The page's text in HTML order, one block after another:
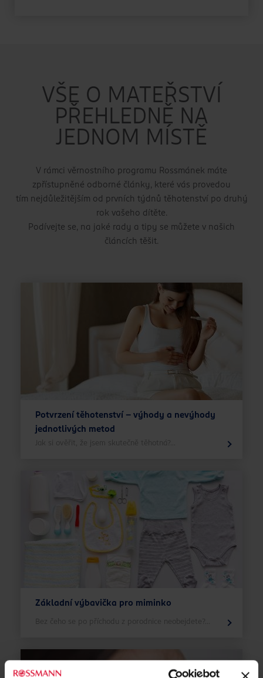
VŠE O MATEŘSTVÍ
PŘEHLEDNĚ NA
JEDNOM MÍSTĚ
V rámci věrnostního programu Rossmánek máte
zpřístupněné odborné články, které vás provedou
tím nejdůležitějším od prvních týdnů těhotenství po druhý
rok vašeho dítěte.
Podívejte se, na jaké rady a tipy se můžete v našich
článcích těšit.
Potvrzení těhotenství – výhody a nevýhody
jednotlivých metod
Jak si ověřit, že jsem skutečně těhotná?...
Základní výbavička pro miminko
Bez čeho se po příchodu z porodnice neobejdete?...